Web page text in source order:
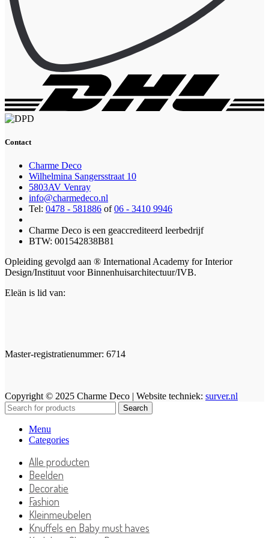
Contact
Charme Deco
Wilhelmina Sangersstraat 10
5803AV Venray
info@charmedeco.nl
Tel: 0478 - 581886 of06 - 3410 9946
Charme Deco is een geaccrediteerd leerbedrijf
BTW: 001542838B81
Opleiding gevolgd aan ® International Academy for Interior
Design/Instituut voor Binnenhuisarchitectuur/IVB.
Eleän is lid van:
Master-registratienummer: 6714
Copyright © 2025 Charme Deco | Website techniek: surver.nl
Search
Menu
Categories
Alle producten
Beelden
Decoratie
Fashion
Kleinmeubelen
Knuffels en Baby must haves